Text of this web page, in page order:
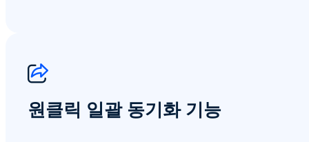
원클릭 일괄 동기화 기능